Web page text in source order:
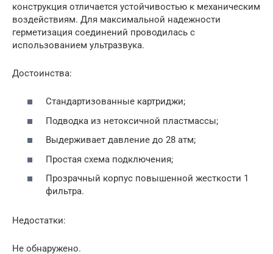
конструкция отличается устойчивостью к механическим
воздействиям. Для максимальной надежности
герметизация соединений проводилась с
использованием ультразвука.
Достоинства:
Стандартизованные картриджи;
Подводка из нетоксичной пластмассы;
Выдерживает давление до 28 атм;
Простая схема подключения;
Прозрачный корпус повышенной жесткости 1
фильтра.
Недостатки:
Не обнаружено.